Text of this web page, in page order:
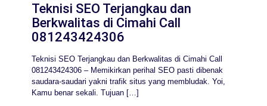
Teknisi SEO Terjangkau dan
Berkwalitas di Cimahi Call
081243424306
Teknisi SEO Terjangkau dan Berkwalitas di Cimahi Call
081243424306 – Memikirkan perihal SEO pasti dibenak
saudara-saudari yakni trafik situs yang membludak. Yoi,
Kamu benar sekali. Tujuan […]